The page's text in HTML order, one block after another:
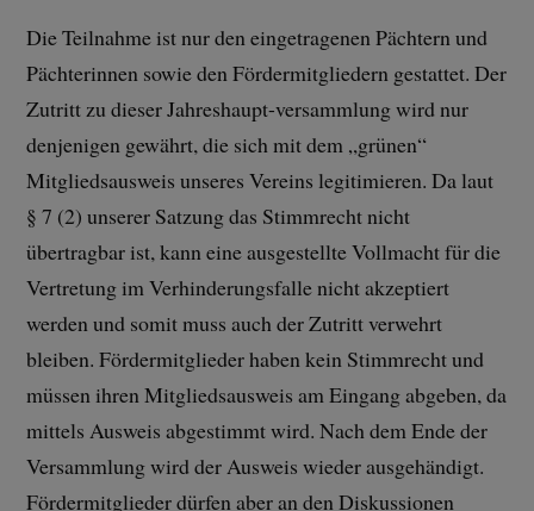
Die Teilnahme ist nur den eingetragenen Pächtern und
Pächterinnen sowie den Fördermitgliedern gestattet. Der
Zutritt zu dieser Jahreshaupt-versammlung wird nur
denjenigen gewährt, die sich mit dem „grünen“
Mitgliedsausweis unseres Vereins legitimieren. Da laut
§ 7 (2) unserer Satzung das Stimmrecht nicht
übertragbar ist, kann eine ausgestellte Vollmacht für die
Vertretung im Verhinderungsfalle nicht akzeptiert
werden und somit muss auch der Zutritt verwehrt
bleiben. Fördermitglieder haben kein Stimmrecht und
müssen ihren Mitgliedsausweis am Eingang abgeben, da
mittels Ausweis abgestimmt wird. Nach dem Ende der
Versammlung wird der Ausweis wieder ausgehändigt.
Fördermitglieder dürfen aber an den Diskussionen